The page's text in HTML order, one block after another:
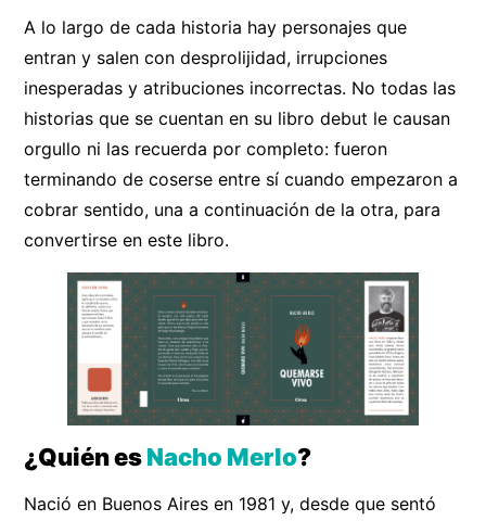
A lo largo de cada historia hay personajes que
entran y salen con desprolijidad, irrupciones
inesperadas y atribuciones incorrectas. No todas las
historias que se cuentan en su libro debut le causan
orgullo ni las recuerda por completo: fueron
terminando de coserse entre sí cuando empezaron a
cobrar sentido, una a continuación de la otra, para
convertirse en este libro.
¿Quién esNacho Merlo?
Nació en Buenos Aires en 1981 y, desde que sentó